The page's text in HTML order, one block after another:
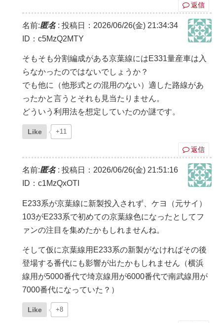
返信
名前:匿名: 投稿日：2026/06/26(金) 21:34:34
ID：c5MzQ2MTY
そもそも分割編成がある京葉線にはE331量産車は入
らなかったのではないでしょうか？
でも他に（他形式との混用のない）適した路線があ
ったかと言うとそれも見当たりません。
どういう利用法を想定していたのか謎です。
Like +11
返信
名前:匿名: 投稿日：2026/06/26(金) 21:51:16
ID：c1MzQxOTI
E233系が京葉線に新製投入されず、ケヨ（元サイ）
103がE233系で初めての京葉線色になったとしてフ
ァンの注目を集めたかもしれませんね。
そして仮に京葉線用E233系の新製がなければその後
登場する番代にも影響が出たかもしれません（横浜
線用が5000番代で埼京線用が6000番代で南武線用が
7000番代になっていた？）
Like +8